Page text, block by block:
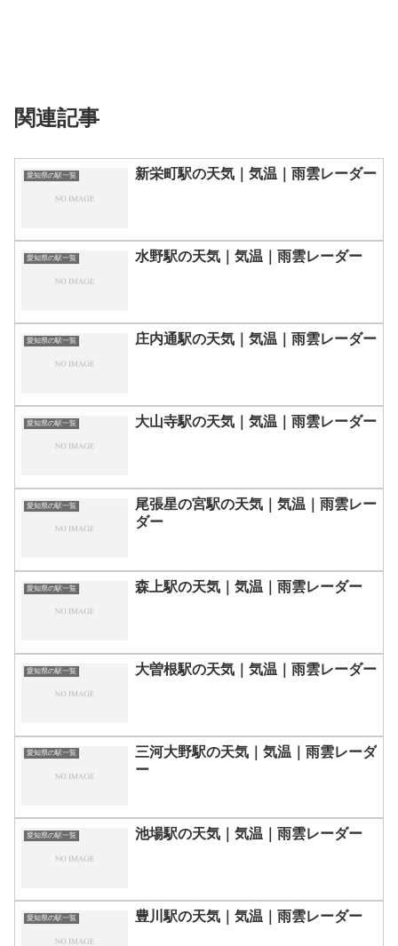
関連記事
愛知県の駅一覧 新栄町駅の天気｜気温｜雨雲レーダー
愛知県の駅一覧 水野駅の天気｜気温｜雨雲レーダー
愛知県の駅一覧 庄内通駅の天気｜気温｜雨雲レーダー
愛知県の駅一覧 大山寺駅の天気｜気温｜雨雲レーダー
愛知県の駅一覧
尾張星の宮駅の天気｜気温｜雨雲レー
ダー
愛知県の駅一覧 森上駅の天気｜気温｜雨雲レーダー
愛知県の駅一覧 大曽根駅の天気｜気温｜雨雲レーダー
愛知県の駅一覧
三河大野駅の天気｜気温｜雨雲レーダ
ー
愛知県の駅一覧 池場駅の天気｜気温｜雨雲レーダー
愛知県の駅一覧 豊川駅の天気｜気温｜雨雲レーダー